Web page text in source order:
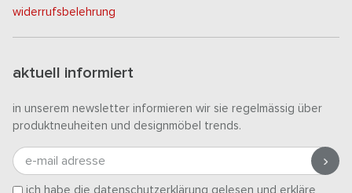
widerrufsbelehrung
aktuell informiert
in unserem newsletter informieren wir sie regelmässig über
produktneuheiten und designmöbel trends.
e-mail adresse
ich habe die datenschutzerklärung gelesen und erkläre